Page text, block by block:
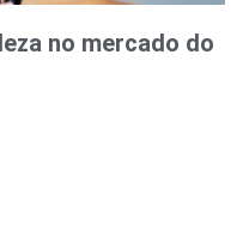
no mercado do